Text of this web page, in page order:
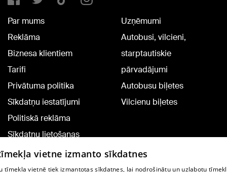
Par mums
Reklāma
Biznesa klientiem
Tarifi
Privātuma politika
Sīkdatņu iestatījumi
Politiskā reklāma
Sīkdatņu lietošanas
noteikumi
Komentāru pievienošana
Uzņēmumi
Autobusi, vilcieni,
starptautiskie
pārvadājumi
Autobusu biļetes
Vilcienu biļetes
vietne izmanto sīkdatnes
tīmekļa vietnē tiek izmantotas sīkdatnes, lai nodrošinātu un uzlabotu